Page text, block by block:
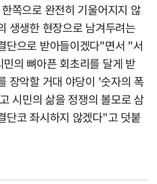
쪽으로 완전히 기울어지지 않
생생한 현장으로 남겨두려는
단으로 받아들이겠다"면서 "서
의 뼈아픈 회초리를 달게 받
장악할 거대 야당이 '숫자의 폭
시민의 삶을 정쟁의 볼모로 삼
단코 좌시하지 않겠다"고 덧붙